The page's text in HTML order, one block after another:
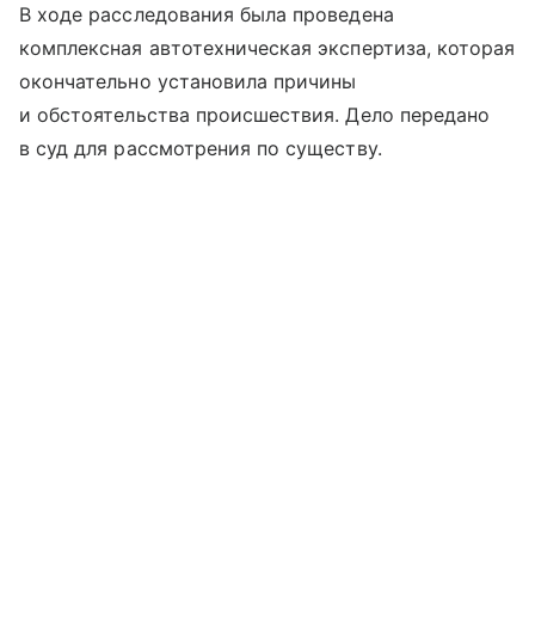
В ходе расследования была проведена
комплексная автотехническая экспертиза, которая
окончательно установила причины
и обстоятельства происшествия. Дело передано
в суд для рассмотрения по существу.